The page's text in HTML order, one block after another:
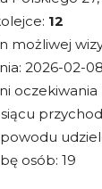
12
możliwej
2026-02-
oczekiwania
osób: 19